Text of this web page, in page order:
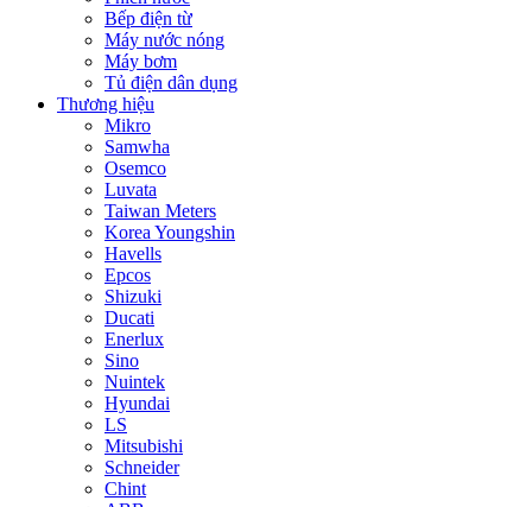
Bếp điện từ
Máy nước nóng
Máy bơm
Tủ điện dân dụng
Thương hiệu
Mikro
Samwha
Osemco
Luvata
Taiwan Meters
Korea Youngshin
Havells
Epcos
Shizuki
Ducati
Enerlux
Sino
Nuintek
Hyundai
LS
Mitsubishi
Schneider
Chint